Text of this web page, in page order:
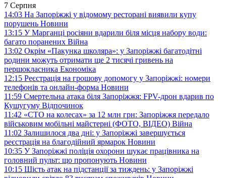
7 Серпня
14:03 На Запоріжжі у відомому ресторані виявили купу
порушень Новини
13:15 У Марганці росіяни вдарили біля місця набору води:
багато поранених Війна
13:02 Окрім «Пакунка школяра»: у Запоріжжі багатодітні
родини можуть отримати ще 2 тисячі гривень на
першокласника Економіка
12:15 Реєстрація на грошову допомогу у Запоріжжі: номери
телефонів та онлайн-форма Новини
11:59 Смертельна атака біля Запоріжжя: FPV-дрон вдарив по
Кушугуму Відпочинок
11:42 «СТО на колесах» за 12 млн грн: Запоріжжя передало
військовим мобільні майстерні (ФОТО, ВІДЕО) Війна
11:02 Залишилося два дні: у Запоріжжі завершується
реєстрація на благодійний ярмарок Новини
10:35 У Запоріжжі поліція охорони шукає працівника на
головний пульт: що пропонують Новини
10:15 Шість атак на підстанції за тиждень: у Запоріжжі